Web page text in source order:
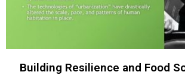
Building Resilience and Food